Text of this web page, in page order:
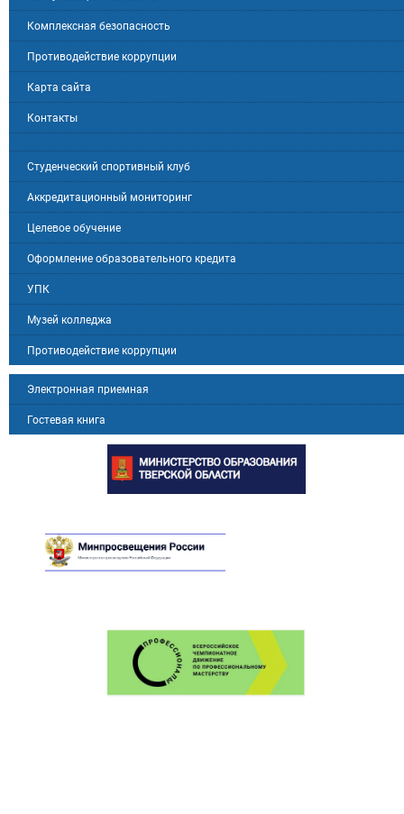
Комплексная безопасность
Противодействие коррупции
Карта сайта
Контакты
Студенческий спортивный клуб
Аккредитационный мониторинг
Целевое обучение
Оформление образовательного кредита
УПК
Музей колледжа
Противодействие коррупции
Электронная приемная
Гостевая книга